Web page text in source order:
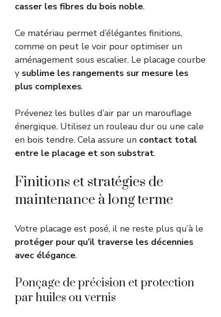
casser les fibres du bois noble.
Ce matériau permet d’élégantes finitions,
comme on peut le voir pour optimiser un
aménagement sous escalier. Le placage courbe
y sublime les rangements sur mesure les
plus complexes.
Prévenez les bulles d’air par un marouflage
énergique. Utilisez un rouleau dur ou une cale
en bois tendre. Cela assure un contact total
entre le placage et son substrat.
Finitions et stratégies de
maintenance à long terme
Votre placage est posé, il ne reste plus qu’à le
protéger pour qu’il traverse les décennies
avec élégance.
Ponçage de précision et protection
par huiles ou vernis